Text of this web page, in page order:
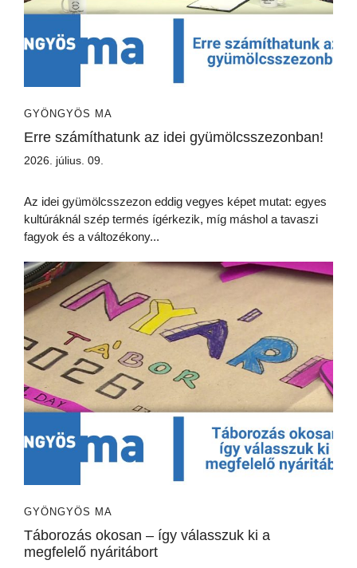
GYÖNGYÖS MA
Erre számíthatunk az idei gyümölcsszezonban!
2026. július. 09.
Az idei gyümölcsszezon eddig vegyes képet mutat: egyes
kultúráknál szép termés ígérkezik, míg máshol a tavaszi
fagyok és a változékony...
GYÖNGYÖS MA
Táborozás okosan – így válasszuk ki a
megfelelő nyáritábort